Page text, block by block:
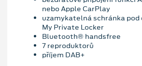
nebo Apple CarPlay
uzamykatelná schránka
My Private Locker
Bluetooth® handsfree
7 reproduktorů
příjem DAB+